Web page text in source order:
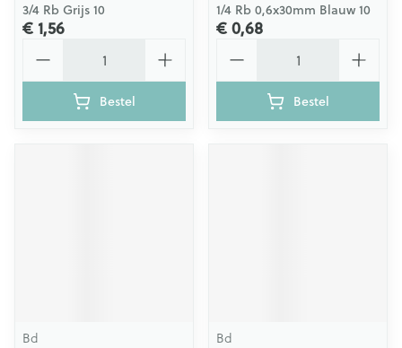
3/4 Rb Grijs 10
€ 1,56
Bestel
1/4 Rb 0,6x30mm Blauw 10
€ 0,68
Bestel
Bd
Bd